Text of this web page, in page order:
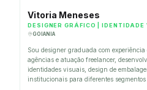
Vitoria Meneses
GOIANIA
Sou designer graduada com experiência
agências e atuação freelancer,
identidades visuais, design de
institucionais para diferentes segmentos